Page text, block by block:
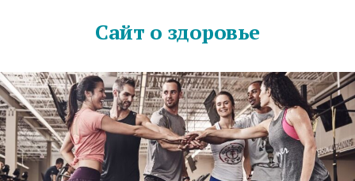
Сайт о здоровье